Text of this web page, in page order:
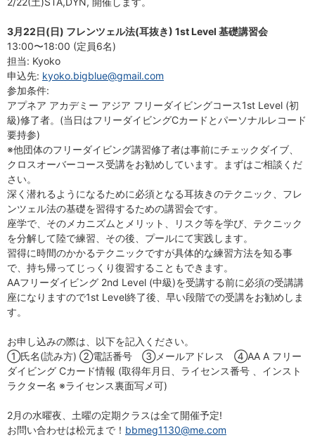
3月22日(日) フレンツェル法(耳抜き) 1st Level 基礎講習会
13:00〜18:00 (定員6名)
担当: Kyoko
申込先: kyoko.bigblue@gmail.com
参加条件:
アプネア アカデミー アジア フリーダイビングコース1st Level (初
級)修了者。(当日はフリーダイビングCカードとパーソナルレコード
要持参)
※他団体のフリーダイビング講習修了者は事前にチェックダイブ、
クロスオーバーコース受講をお勧めしています。まずはご相談くだ
さい。
深く潜れるようになるために必須となる耳抜きのテクニック、フレ
ンツェル法の基礎を習得するための講習会です。
座学で、そのメカニズムとメリット、リスク等を学び、テクニック
を分解して陸で練習、その後、プールにて実践します。
習得に時間のかかるテクニックですが具体的な練習方法を知る事
で、持ち帰ってじっくり復習することもできます。
AAフリーダイビング 2nd Level (中級)を受講する前に必須の受講講
座になりますので1st Level終了後、早い段階での受講をお勧めしま
す。
お申し込みの際は、以下を記入ください。
①氏名(読み方) ②電話番号 ③メールアドレス ④AA A フリー
ダイビング Cカード情報 (取得年月日、ライセンス番号 、インスト
ラクター名 ※ライセンス裏面写メ可)
2月の水曜夜、土曜の定期クラスは全て開催予定!
お問い合わせは松元まで！ bbmeg1130@me.com